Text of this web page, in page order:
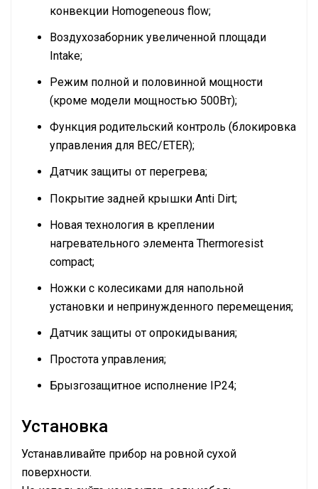
конвекции Homogeneous flow;
Воздухозаборник увеличенной площади
Intake;
Режим полной и половинной мощности
(кроме модели мощностью 500Вт);
Функция родительский контроль (блокировка
управления для BEC/ETER);
Датчик защиты от перегрева;
Покрытие задней крышки Anti Dirt;
Новая технология в креплении
нагревательного элемента Thermoresist
compact;
Ножки с колесиками для напольной
установки и непринужденного перемещения;
Датчик защиты от опрокидывания;
Простота управления;
Брызгозащитное исполнение IP24;
Установка
Устанавливайте прибор на ровной сухой
поверхности.